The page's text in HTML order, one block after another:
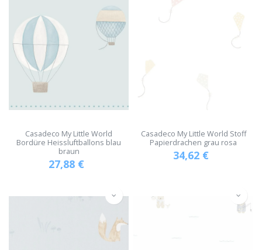
Casadeco My Little World
Bordüre Heissluftballons blau
braun
27,88 €
Casadeco My Little World Stoff
Papierdrachen grau rosa
34,62 €